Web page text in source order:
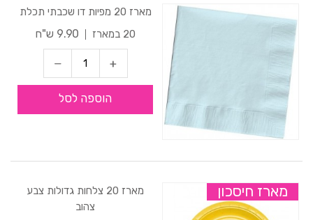
מארז 20 מפיות דו שכבתי תכלת
20 במארז
9.90 ש"ח
הוספה לסל
מארז חיסכון
מארז 20 צלחות גדולות צבע
צהוב